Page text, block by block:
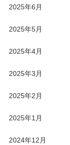
2025年6月
2025年5月
2025年4月
2025年3月
2025年2月
2025年1月
2024年12月